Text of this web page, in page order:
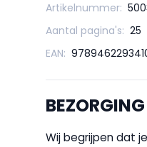
Artikelnummer:
Aantal pagina's: 25
EAN:
BEZORGING
Wij begrijpen dat